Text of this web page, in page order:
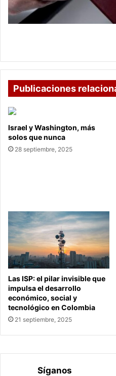
Publicaciones
Israel y Washington, más
solos que nunca
28 septiembre, 2025
Las ISP: el pilar invisible que
impulsa el desarrollo
económico, social y
tecnológico en Colombia
21 septiembre, 2025
Síganos